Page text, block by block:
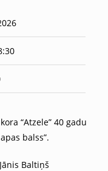
“Atzele” 40 gadu
balss”.
Baltiņš